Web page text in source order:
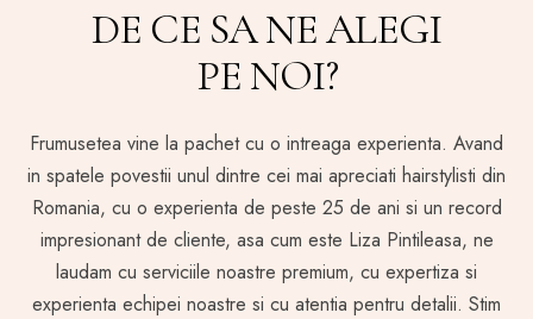
DE CE SA NE ALEGI
PE NOI?
Frumusetea vine la pachet cu o intreaga experienta. Avand
in spatele povestii unul dintre cei mai apreciati hairstylisti din
Romania, cu o experienta de peste 25 de ani si un record
impresionant de cliente, asa cum este Liza Pintileasa, ne
laudam cu serviciile noastre premium, cu expertiza si
experienta echipei noastre si cu atentia pentru detalii. Stim